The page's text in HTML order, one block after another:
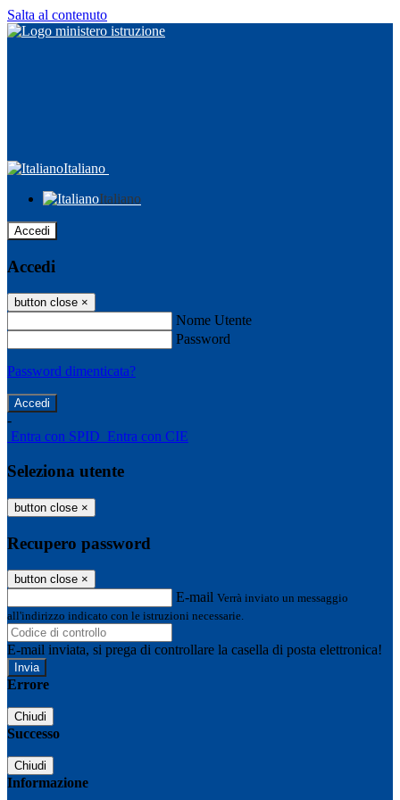
Salta al contenuto
Italiano
Italiano
Accedi
Accedi
button close ×
Nome Utente
Password
Password dimenticata?
-
Entra con SPID Entra con CIE
Seleziona utente
button close ×
Recupero password
button close ×
E-mail Verrà inviato un messaggio
all'indirizzo indicato con le istruzioni necessarie.
E-mail inviata, si prega di controllare la casella di posta elettronica!
Errore
Chiudi
Successo
Chiudi
Informazione